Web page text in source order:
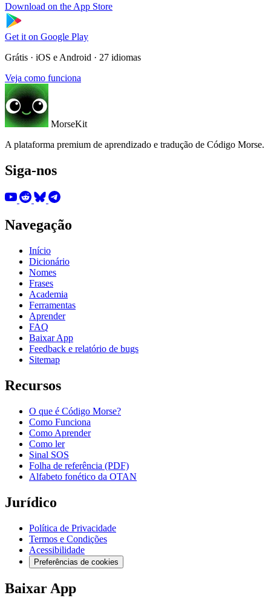
Download on the App Store
Get it on Google Play
Grátis · iOS e Android · 27 idiomas
Veja como funciona
MorseKit
A plataforma premium de aprendizado e tradução de Código Morse.
Siga-nos
Navegação
Início
Dicionário
Nomes
Frases
Academia
Ferramentas
Aprender
FAQ
Baixar App
Feedback e relatório de bugs
Sitemap
Recursos
O que é Código Morse?
Como Funciona
Como Aprender
Como ler
Sinal SOS
Folha de referência (PDF)
Alfabeto fonético da OTAN
Jurídico
Política de Privacidade
Termos e Condições
Acessibilidade
Preferências de cookies
Baixar App